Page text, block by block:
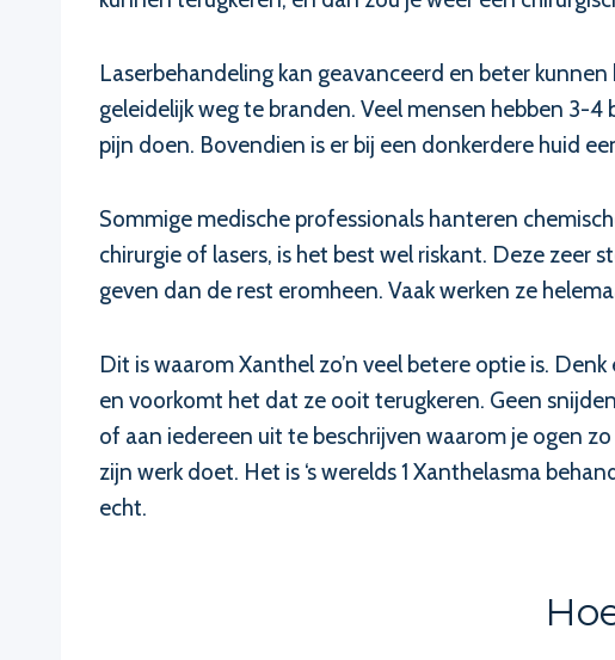
Laserbehandeling kan geavanceerd en beter
geleidelijk weg te branden. Veel mensen hebben 3-4
pijn doen. Bovendien is er bij een donkerdere huid
Sommige medische professionals hanteren
chirurgie of lasers, is het best wel riskant. Deze
geven dan de rest eromheen. Vaak werken ze
Dit is waarom Xanthel zo’n veel betere optie is.
en voorkomt het dat ze ooit terugkeren. Geen
of aan iedereen uit te beschrijven waarom je ogen
zijn werk doet. Het is ‘s werelds 1 Xanthelasma
echt.